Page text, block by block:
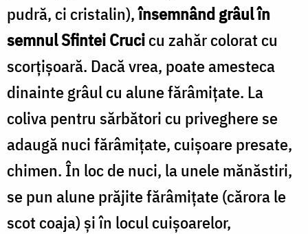
pudră, ci cristalin),însemnând grâul în
semnul Sfintei Crucicu zahăr colorat cu
scorțișoară. Dacă vrea, poate amesteca
dinainte grâul cu alune fărâmițate. La
coliva pentru sărbători cu priveghere se
adaugă nuci fărâmițate, cuișoare presate,
chimen. În loc de nuci, la unele mănăstiri,
se pun alune prăjite fărâmițate (cărora le
scot coaja) și în locul cuișoarelor,